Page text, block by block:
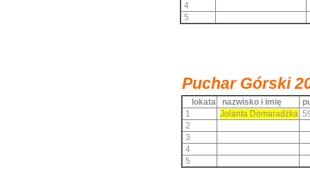
4
5
Puchar Górski
lokata nazwisko i imię
1
Jolanta Domaradzka
2
3
4
5